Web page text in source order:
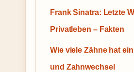
Frank Sinatra: Letzte
Privatleben – Fakten
Wie viele Zähne hat
und Zahnwechsel